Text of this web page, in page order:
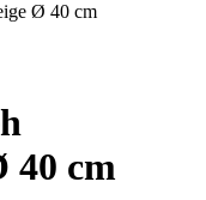
Ø 40 cm
40 cm